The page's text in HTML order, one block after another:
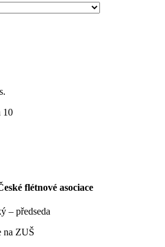
10
flétnové asociace
– předseda
na ZUŠ